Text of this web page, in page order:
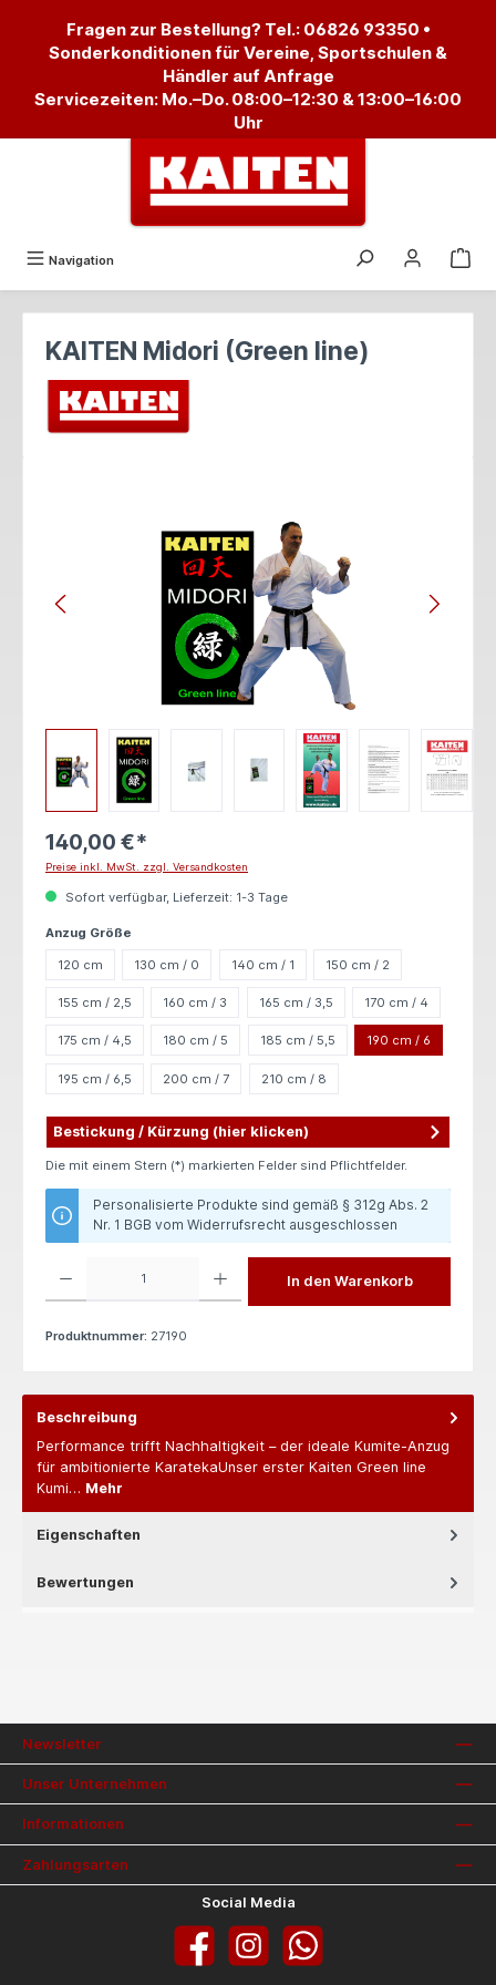
Fragen zur Bestellung? Tel.: 06826 93350 •
Sonderkonditionen für Vereine, Sportschulen &
Händler auf Anfrage
Servicezeiten: Mo.–Do. 08:00–12:30 & 13:00–16:00
Uhr
Navigation
KAITEN Midori (Green line)
140,00 €*
Preise inkl. MwSt. zzgl. Versandkosten
Sofort verfügbar, Lieferzeit: 1-3 Tage
Anzug Größe
120 cm 130 cm / 0 140 cm / 1 150 cm / 2
155 cm / 2,5 160 cm / 3 165 cm / 3,5 170 cm / 4
175 cm / 4,5 180 cm / 5 185 cm / 5,5 190 cm / 6
195 cm / 6,5 200 cm / 7 210 cm / 8
Bestickung / Kürzung (hier klicken)
Die mit einem Stern (*) markierten Felder sind Pflichtfelder.
Personalisierte Produkte sind gemäß § 312g Abs. 2
Nr. 1 BGB vom Widerrufsrecht ausgeschlossen
In den Warenkorb
Produktnummer: 27190
Beschreibung
Performance trifft Nachhaltigkeit – der ideale Kumite-Anzug
für ambitionierte KaratekaUnser erster Kaiten Green line
Kumi… Mehr
Eigenschaften
Bewertungen
Newsletter
Unser Unternehmen
Informationen
Zahlungsarten
Social Media
Facebook InstagramWhatsApp